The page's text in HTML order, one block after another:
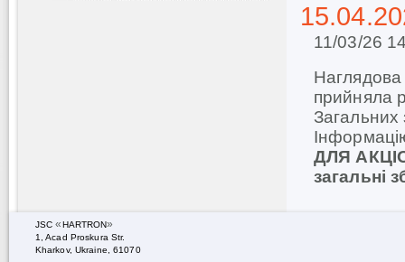
11/03/26
прийняла
ДЛЯ
загальні
JSC«HARTRON»
1, Acad Proskura Str.
Kharkov, Ukraine, 61070